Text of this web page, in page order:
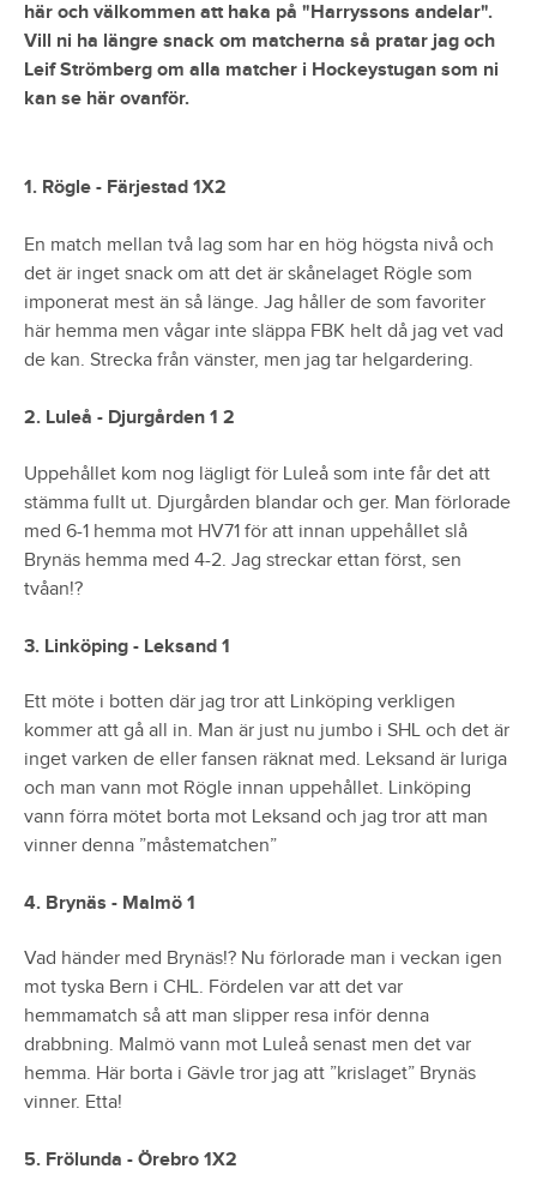
här och välkommen att haka på "Harryssons andelar".
Vill ni ha längre snack om matcherna så pratar jag och
Leif Strömberg om alla matcher i Hockeystugan som ni
kan se här ovanför.
1. Rögle - Färjestad 1X2
En match mellan två lag som har en hög högsta nivå och
det är inget snack om att det är skånelaget Rögle som
imponerat mest än så länge. Jag håller de som favoriter
här hemma men vågar inte släppa FBK helt då jag vet vad
de kan. Strecka från vänster, men jag tar helgardering.
2. Luleå - Djurgården 1 2
Uppehållet kom nog lägligt för Luleå som inte får det att
stämma fullt ut. Djurgården blandar och ger. Man förlorade
med 6-1 hemma mot HV71 för att innan uppehållet slå
Brynäs hemma med 4-2. Jag streckar ettan först, sen
tvåan!?
3. Linköping - Leksand 1
Ett möte i botten där jag tror att Linköping verkligen
kommer att gå all in. Man är just nu jumbo i SHL och det är
inget varken de eller fansen räknat med. Leksand är luriga
och man vann mot Rögle innan uppehållet. Linköping
vann förra mötet borta mot Leksand och jag tror att man
vinner denna ”måstematchen”
4. Brynäs - Malmö 1
Vad händer med Brynäs!? Nu förlorade man i veckan igen
mot tyska Bern i CHL. Fördelen var att det var
hemmamatch så att man slipper resa inför denna
drabbning. Malmö vann mot Luleå senast men det var
hemma. Här borta i Gävle tror jag att ”krislaget” Brynäs
vinner. Etta!
5. Frölunda - Örebro 1X2